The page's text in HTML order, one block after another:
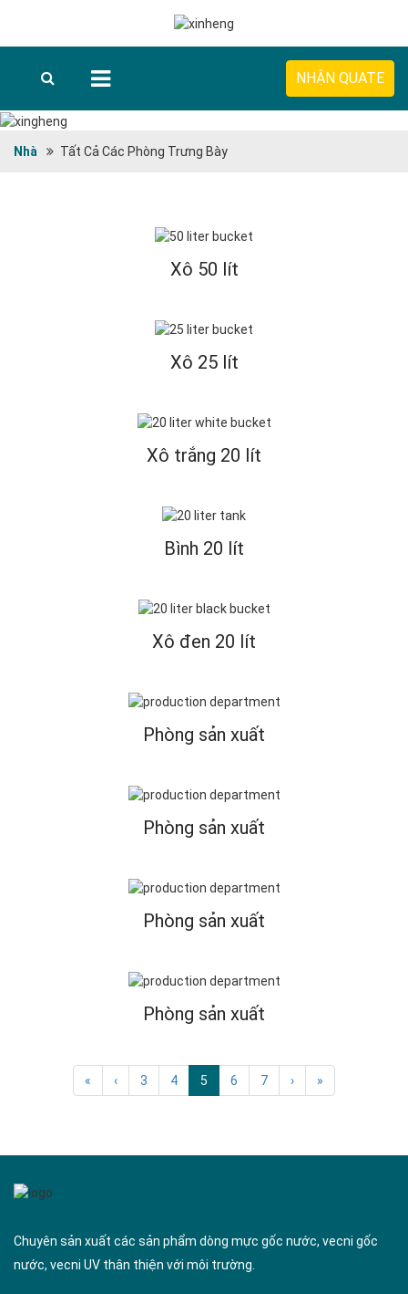
NHẬN QUATE
Nhà Tất Cả Các Phòng Trưng Bày
Xô 50 lít
Xô 25 lít
Xô trắng 20 lít
Bình 20 lít
Xô đen 20 lít
Phòng sản xuất
Phòng sản xuất
Phòng sản xuất
Phòng sản xuất
« ‹ 3 4 5 6 7 › »
Chuyên sản xuất các sản phẩm dòng mực gốc nước, vecni gốc
nước, vecni UV thân thiện với môi trường.